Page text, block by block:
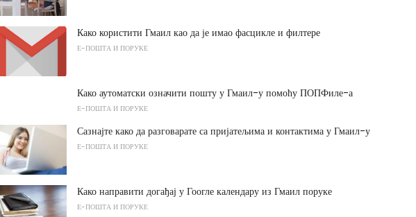
Како користити Гмаил као да је имао фасцикле и филтере
Е-ПОШТА И ПОРУКЕ
Како аутоматски означити пошту у Гмаил-у помоћу ПОПФиле-а
Е-ПОШТА И ПОРУКЕ
Сазнајте како да разговарате са пријатељима и контактима у Гмаил-у
Е-ПОШТА И ПОРУКЕ
Како направити догађај у Гоогле календару из Гмаил поруке
Е-ПОШТА И ПОРУКЕ